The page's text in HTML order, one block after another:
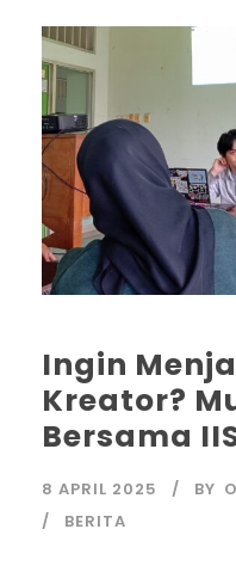
Ingin
Kreator?
Bersama
8 APRIL 2025 BY
BERITA